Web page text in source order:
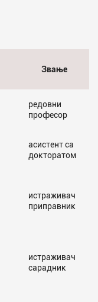
Звање
редовни
професор
асистент са
докторатом
истраживач
приправник
истраживач
сарадник